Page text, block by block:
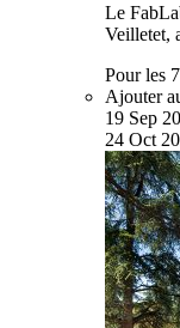
Le
Veilletet,
Pour les
Ajouter
19 Sep
24 Oct